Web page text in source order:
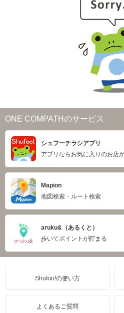
ONE COMPATHのサービス
シュフーチラシアプリ
アプリならお気に入りのお店
Mapion
地図検索・ルート検索
aruku&（あるくと）
歩いてポイントが貯まる
Shufoo!の使い方
よくあるご質問